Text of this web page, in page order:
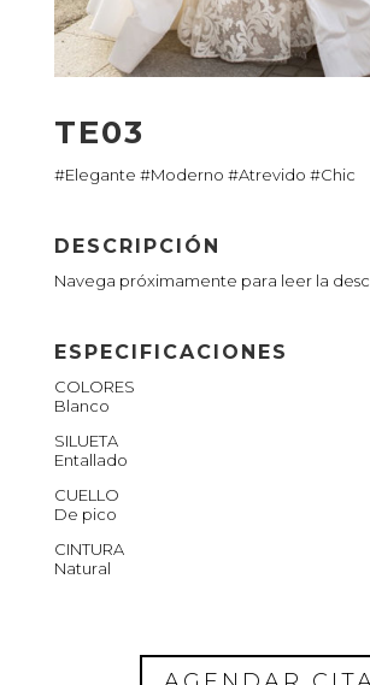
TE03
#Elegante #Moderno #Atrevido #Chic
DESCRIPCIÓN
Navega próximamente para leer la
ESPECIFICACIONES
COLORES
Blanco
SILUETA
Entallado
CUELLO
De pico
CINTURA
Natural